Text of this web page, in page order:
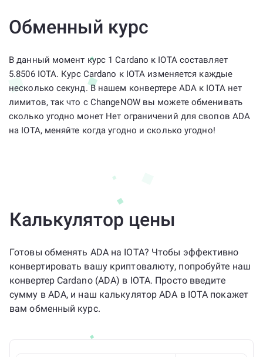
Обменный курс
В данный момент курс 1 Cardano к IOTA составляет
5.8506 IOTA. Курс Cardano к IOTA изменяется каждые
несколько секунд. В нашем конвертере ADA к IOTA нет
лимитов, так что с ChangeNOW вы можете обменивать
сколько угодно монет Нет ограничений для свопов ADA
на IOTA, меняйте когда угодно и сколько угодно!
Калькулятор цены
Готовы обменять ADA на IOTA? Чтобы эффективно
конвертировать вашу криптовалюту, попробуйте наш
конвертер Cardano (ADA) в IOTA. Просто введите
сумму в ADA, и наш калькулятор ADA в IOTA покажет
вам обменный курс.